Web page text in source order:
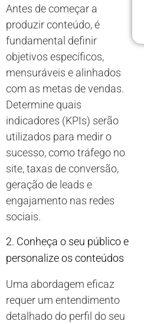
Antes de começar a
produzir conteúdo, é
fundamental definir
objetivos específicos,
mensuráveis e alinhados
com as metas de vendas.
Determine quais
indicadores (KPIs) serão
utilizados para medir o
sucesso, como tráfego no
site, taxas de conversão,
geração de leads e
engajamento nas redes
sociais.
2. Conheça o seu público e
personalize os conteúdos
Uma abordagem eficaz
requer um entendimento
detalhado do perfil do seu